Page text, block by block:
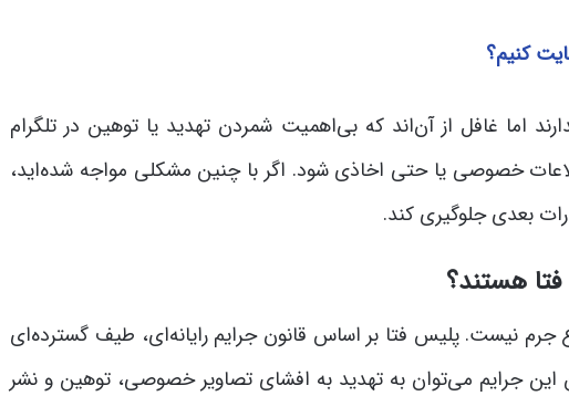
کنیم؟
اما غافل از آن‌اند که بی‌اهمیت شمردن تهدید یا توهین در تلگرام
خصوصی یا حتی اخاذی شود. اگر با چنین مشکلی مواجه شده‌اید،
بعدی جلوگیری کند.
هستند؟
جرم نیست. پلیس فتا بر اساس قانون جرایم رایانه‌ای، طیف گسترده‌ای
این جرایم می‌توان به تهدید به افشای تصاویر خصوصی، توهین و نشر